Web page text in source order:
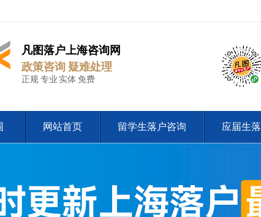
凡图落户上海咨询网
政策咨询 疑难处理
正规 专业 实体 免费
网站首页 留学生落户咨询 应届生